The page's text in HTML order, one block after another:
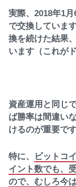
実際、2018年1
で交換していま
換を続けた結果
います（これが
資産運用と同じ
ば勝率は間違い
けるのが重要です
特に、
ビットコ
イント数でも、
ので、むしろ今は